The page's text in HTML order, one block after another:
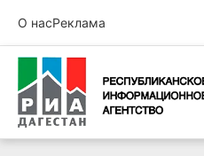
О насРеклама